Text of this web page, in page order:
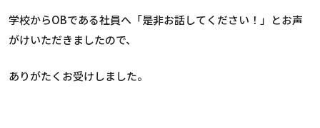
学校からOBである社員へ「是非お話してください！」とお声
がけいただきましたので、
ありがたくお受けしました。